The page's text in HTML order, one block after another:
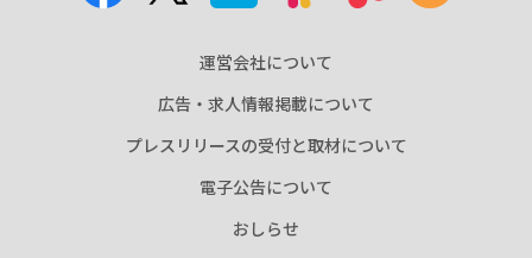
運営会社について
広告・求人情報掲載について
プレスリリースの受付と取材について
電子公告について
おしらせ